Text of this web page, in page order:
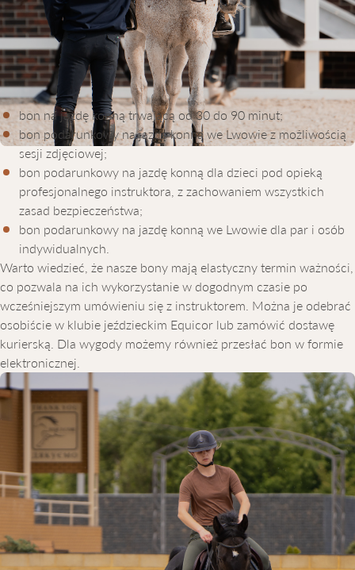
KONNĄ WE LWOWIE: CECHY I
ZALETY
Klub jeździecki Equicor oferuje szeroki wybór bonów
podarunkowych, abyś mógł wybrać opcję najlepiej
odpowiadającą Twoim oczekiwaniom. Oferujemy:
bon na jazdę konną trwającą od 30 do 90 minut;
bon podarunkowy na jazdę konną we Lwowie z możliwością
sesji zdjęciowej;
bon podarunkowy na jazdę konną dla dzieci pod opieką
profesjonalnego instruktora, z zachowaniem wszystkich
zasad bezpieczeństwa;
bon podarunkowy na jazdę konną we Lwowie dla par i osób
indywidualnych.
Warto wiedzieć, że nasze bony mają elastyczny termin ważności,
co pozwala na ich wykorzystanie w dogodnym czasie po
wcześniejszym umówieniu się z instruktorem. Można je odebrać
osobiście w klubie jeździeckim Equicor lub zamówić dostawę
kurierską. Dla wygody możemy również przesłać bon w formie
elektronicznej.